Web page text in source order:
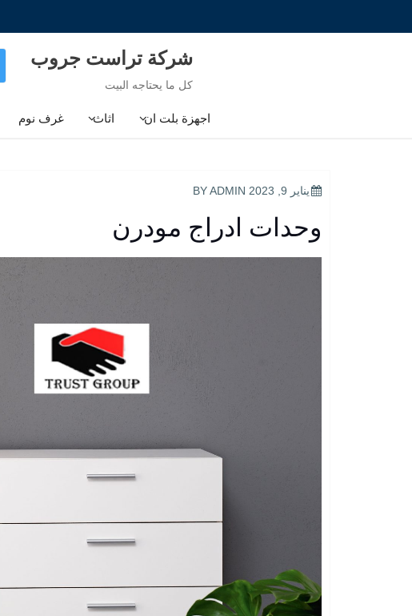
شركة تراست جروب
كل ما يحتاجه البيت
اجهزة بلت ان اثاث غرف نوم
POSTED
يناير 9, 2023 ADMIN
وحدات ادراج مودرن